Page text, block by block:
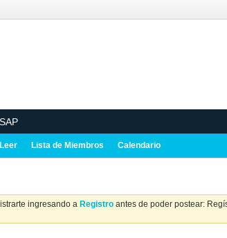
Lista de Miembros Calendario
ingresando a Registro antes de poder postear: